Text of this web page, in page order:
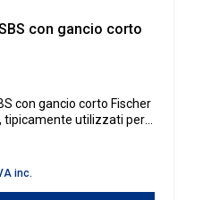
con gancio corto
con gancio corto Fischer
tipicamente utilizzati per il
inc.